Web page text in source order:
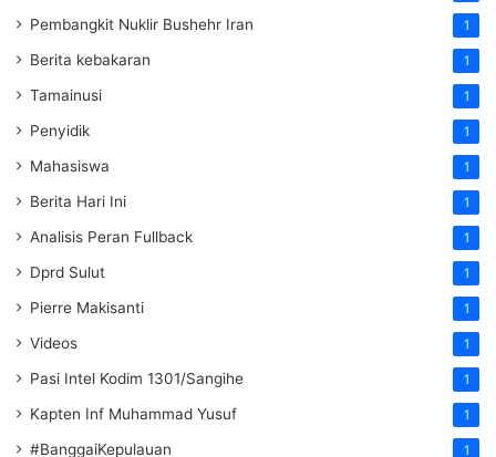
Pembangkit Nuklir Bushehr Iran 1
Berita kebakaran 1
Tamainusi 1
Penyidik 1
Mahasiswa 1
Berita Hari Ini 1
Analisis Peran Fullback 1
Dprd Sulut 1
Pierre Makisanti 1
Videos 1
Pasi Intel Kodim 1301/Sangihe 1
Kapten Inf Muhammad Yusuf 1
#BanggaiKepulauan 1